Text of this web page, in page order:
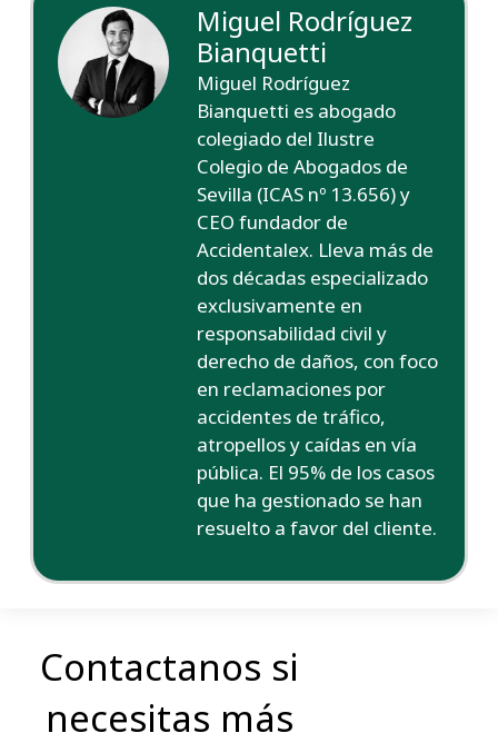
Miguel Rodríguez
Bianquetti
Miguel Rodríguez
Bianquetti es abogado
colegiado del Ilustre
Colegio de Abogados de
Sevilla (ICAS nº 13.656) y
CEO fundador de
Accidentalex. Lleva más de
dos décadas especializado
exclusivamente en
responsabilidad civil y
derecho de daños, con foco
en reclamaciones por
accidentes de tráfico,
atropellos y caídas en vía
pública. El 95% de los casos
que ha gestionado se han
resuelto a favor del cliente.
Contactanos si
necesitas más